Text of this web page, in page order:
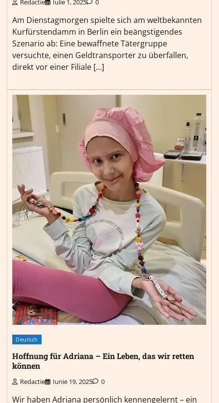
Redactie Iulie 1, 2025 0
Am Dienstagmorgen spielte sich am weltbekannten
Kurfürstendamm in Berlin ein beängstigendes
Szenario ab: Eine bewaffnete Tätergruppe
versuchte, einen Geldtransporter zu überfallen,
direkt vor einer Filiale […]
Deutsch
Hoffnung für Adriana – Ein Leben, das wir retten
können
Redactie Iunie 19, 2025 0
Wir haben Adriana persönlich kennengelernt – ein